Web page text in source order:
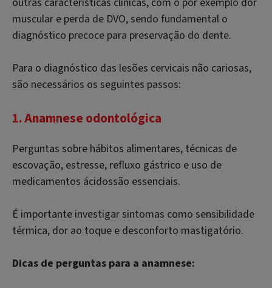
muscular e perda de DVO, sendo fundamental o
diagnóstico precoce para preservação do dente.
Para o diagnóstico das lesões cervicais não cariosas,
são necessários os seguintes passos:
1. Anamnese odontológica
Perguntas sobre hábitos alimentares, técnicas de
escovação, estresse, refluxo gástrico e uso de
medicamentos ácidossão essenciais.
É importante investigar sintomas como sensibilidade
térmica, dor ao toque e desconforto mastigatório.
Dicas de perguntas para a anamnese: